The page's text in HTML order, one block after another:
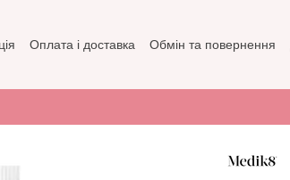
Оплата і доставка Обмін та повернення